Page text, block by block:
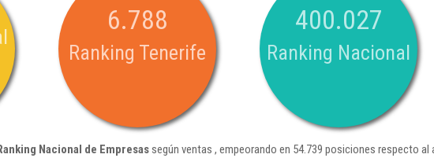
6.788
Ranking Tenerife
400.027
Ranking Nacional
Nacional de Empresassegún ventas , empeorando en 54.739 posiciones respecto al